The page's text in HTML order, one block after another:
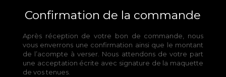
Confirmation de la commande
Après réception de votre bon de commande, nous
vous enverrons une confirmation ainsi que le montant
de l’acompte à verser. Nous attendons de votre part
une acceptation écrite avec signature de la maquette
de vos tenues.